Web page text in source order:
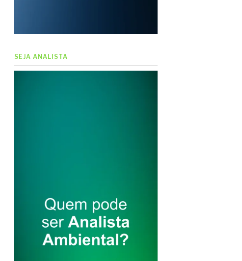
SEJA ANALISTA